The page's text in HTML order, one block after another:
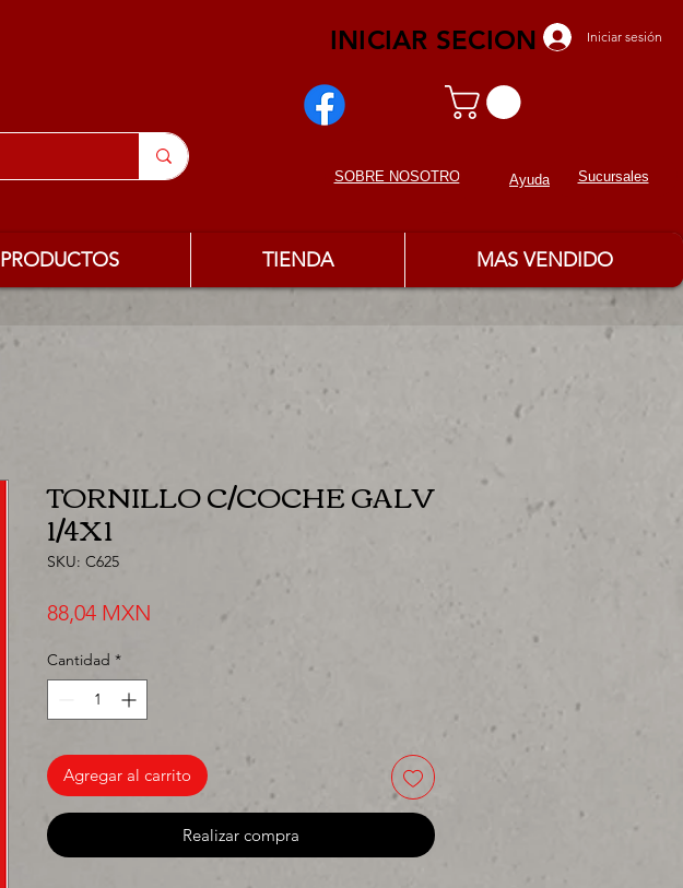
Iniciar sesión
INICIAR SECION
SOBRE NOSOTROS Ayuda Sucursales
PRODUCTOS TIENDA MAS VENDIDO
TORNILLO C/COCHE GALV
1/4X1
SKU: C625
88,04 MXN
Cantidad *
Agregar al carrito
Realizar compra